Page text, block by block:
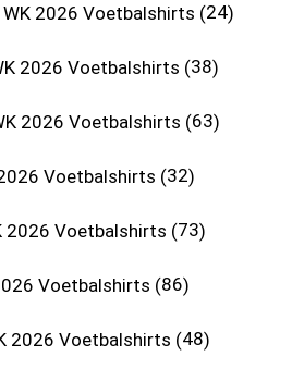
2026 Voetbalshirts 24
2026 Voetbalshirts 38
2026 Voetbalshirts 63
Voetbalshirts 32
2026 Voetbalshirts 73
Voetbalshirts 86
2026 Voetbalshirts 48